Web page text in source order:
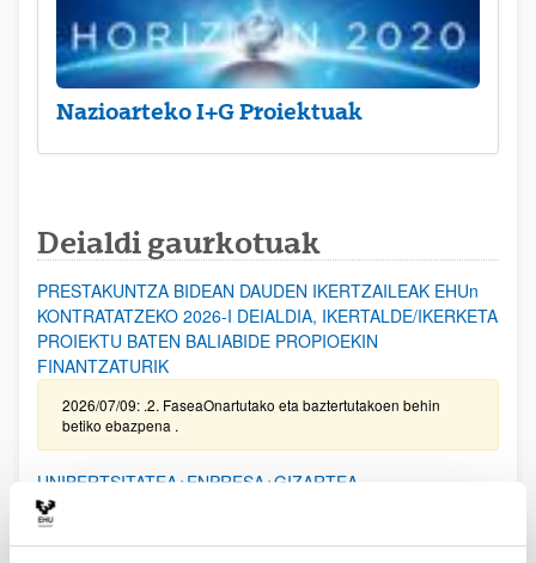
Nazioarteko I+G Proiektuak
Deialdi gaurkotuak
PRESTAKUNTZA BIDEAN DAUDEN IKERTZAILEAK EHUn
KONTRATATZEKO 2026-I DEIALDIA, IKERTALDE/IKERKETA
PROIEKTU BATEN BALIABIDE PROPIOEKIN
FINANTZATURIK
2026/07/09: .2. FaseaOnartutako eta baztertutakoen behin
betiko ebazpena .
UNIBERTSITATEA+ENPRESA+GIZARTEA
HARREMANAREN INPAKTUA EX POST EBALUATZEKO
PROIEKTUEN DEIALDIA